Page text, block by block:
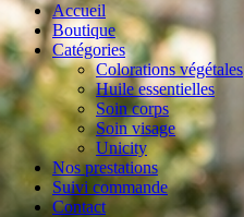
Accueil
Boutique
Catégories
Colorations végétales
Huile essentielles
Soin corps
Soin visage
Unicity
Nos prestations
Suivi commande
Contact